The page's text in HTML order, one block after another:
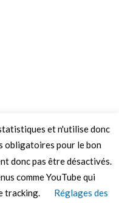
et n'utilise donc
obligatoires pour le bon
donc pas être désactivés.
comme YouTube qui
tracking.
Réglages des